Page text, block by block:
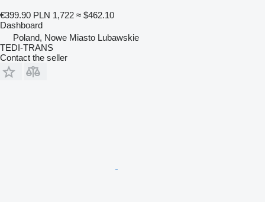
€399.90 PLN 1,722 ≈ $462.10
Dashboard
Poland, Nowe Miasto Lubawskie
TEDI-TRANS
Contact the seller